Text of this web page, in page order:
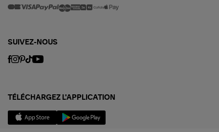
SUIVEZ-NOUS
TÉLÉCHARGEZ L'APPLICATION